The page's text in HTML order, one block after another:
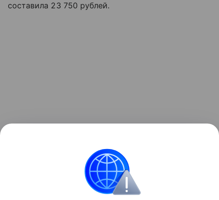
составила 23 750 рублей.